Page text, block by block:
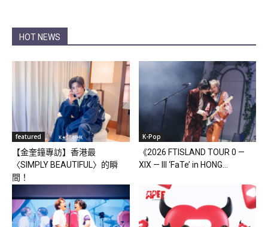
HOT NEWS
featured
【金奎鐘專訪】香港最
〈SIMPLY BEAUTIFUL〉的瞬
間！
K-Pop
《2026 FTISLAND TOUR 0 —
XIX — III ‘FaTe’ in HONG...